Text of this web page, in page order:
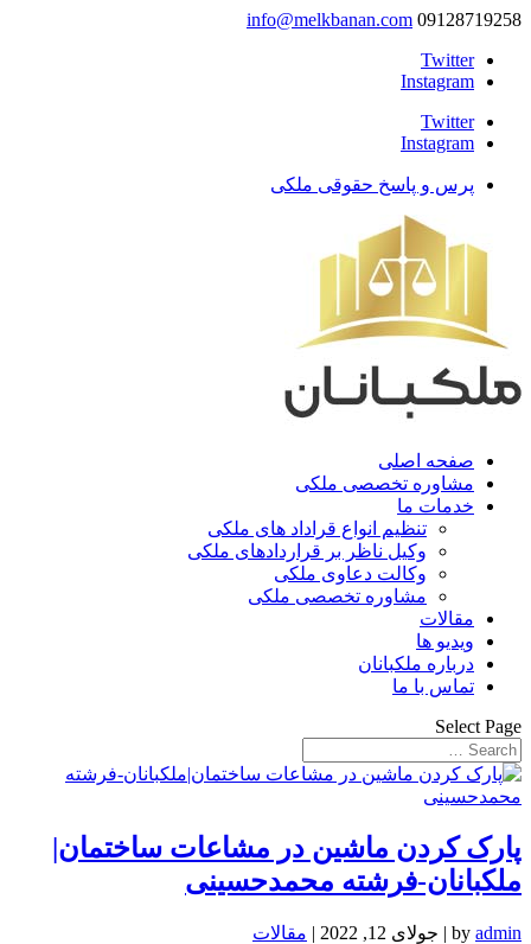
09128719258
info@melkbanan.com
Twitter
Instagram
Twitter
Instagram
پرس و پاسخ حقوقی ملکی
صفحه اصلی
مشاوره تخصصی ملکی
خدمات ما
تنظیم انواع قراداد های ملکی
وکیل ناظر بر قراردادهای ملکی
وکالت دعاوی ملکی
مشاوره تخصصی ملکی
مقالات
ویدیو ها
درباره ملکبانان
تماس با ما
Select Page
پارک کردن ماشین در مشاعات ساختمان|
ملکبانان-فرشته محمدحسینی
by admin
| جولای 12, 2022 | مقالات